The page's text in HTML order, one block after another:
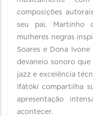
composições
seu pai, Martinho
mulheres negras
Soares e Dona
devaneio sonoro
jazz e excelência
Ifátókí compartilha
apresentação
acontecer.